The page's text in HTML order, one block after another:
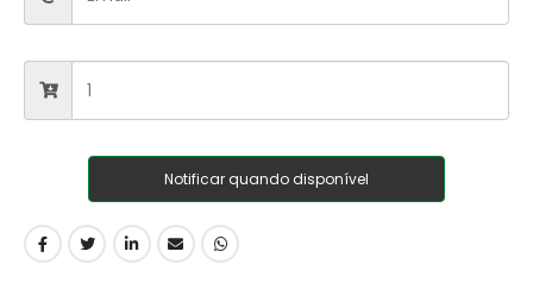
Notificar quando disponível